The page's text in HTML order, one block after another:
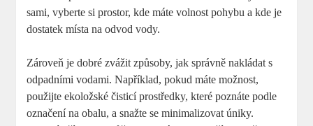
sami, vyberte si prostor, kde máte volnost pohybu a kde je
dostatek místa na odvod vody.
Zároveň je dobré zvážit způsoby, jak správně nakládat s
odpadními vodami. Například, pokud máte možnost,
použijte ekoložské čisticí prostředky, které poznáte podle
označení na obalu, a snažte se minimalizovat úniky.